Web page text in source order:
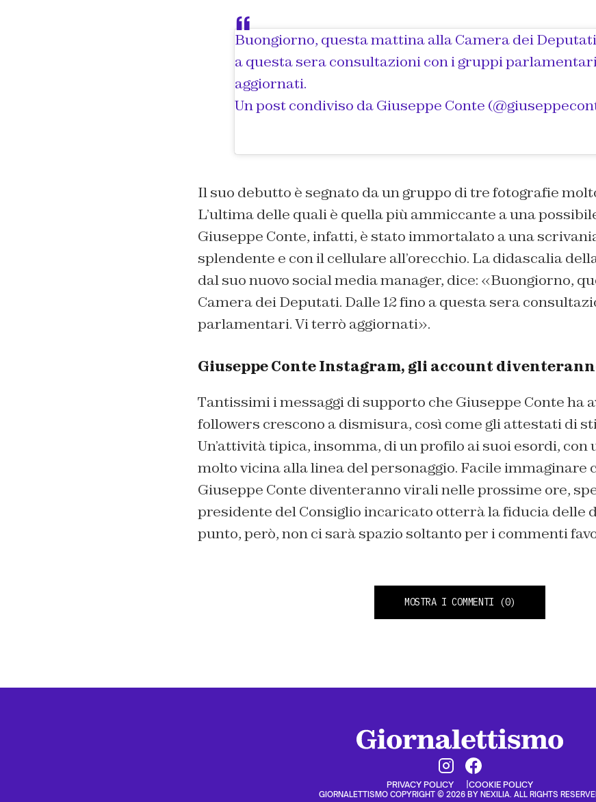
Buongiorno, questa mattina alla Camera dei
a questa sera consultazioni con i gruppi
aggiornati.
Un post condiviso daGiuseppe Conte
Il suo debutto è segnato da un gruppo di tre fotografie
L’ultima delle quali è quella più ammiccante a una
Giuseppe Conte, infatti, è stato immortalato a una
splendente e con il cellulare all’orecchio. La didascalia
dal suo nuovo social media manager, dice: «Buongiorno,
Camera dei Deputati. Dalle 12 fino a questa sera
parlamentari. Vi terrò aggiornati».
Giuseppe Conte Instagram, gli account
Tantissimi i messaggi di supporto che Giuseppe Conte ha
followers crescono a dismisura, così come gli attestati di
Un’attività tipica, insomma, di un profilo ai suoi esordi, con
molto vicina alla linea del personaggio. Facile immaginare
Giuseppe Conte diventeranno virali nelle prossime ore,
presidente del Consiglio incaricato otterrà la fiducia delle
punto, però, non ci sarà spazio soltanto per i commenti
MOSTRA I COMMENTI (0)
PRIVACY POLICY COOKIE POLICY
GIORNALETTISMO COPYRIGHT © 2026 BY NEXILIA. ALL RIGHTS